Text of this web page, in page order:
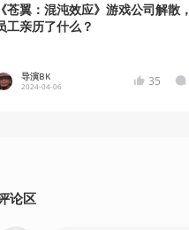
《苍翼：混沌效应》游戏公司解散，
工亲历了什么？
导演BK
2024-04-06 35
论区